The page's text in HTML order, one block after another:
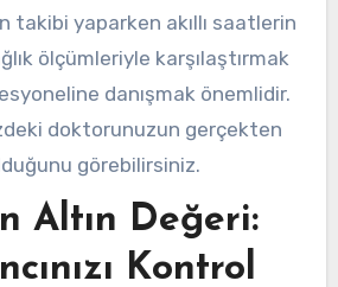
takibi yaparken akıllı saatlerin
ölçümleriyle karşılaştırmak
danışmak önemlidir.
doktorunuzun gerçekten
görebilirsiniz.
Altın Değeri:
Kontrol